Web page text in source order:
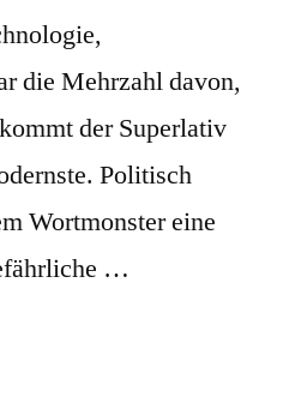
die Mehrzahl davon,
der Superlativ
Politisch
Wortmonster eine
…